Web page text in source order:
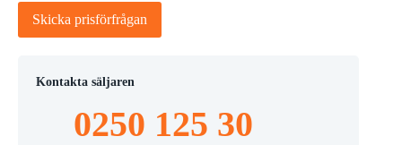
Skicka prisförfrågan
Kontakta säljaren
0250 125 30